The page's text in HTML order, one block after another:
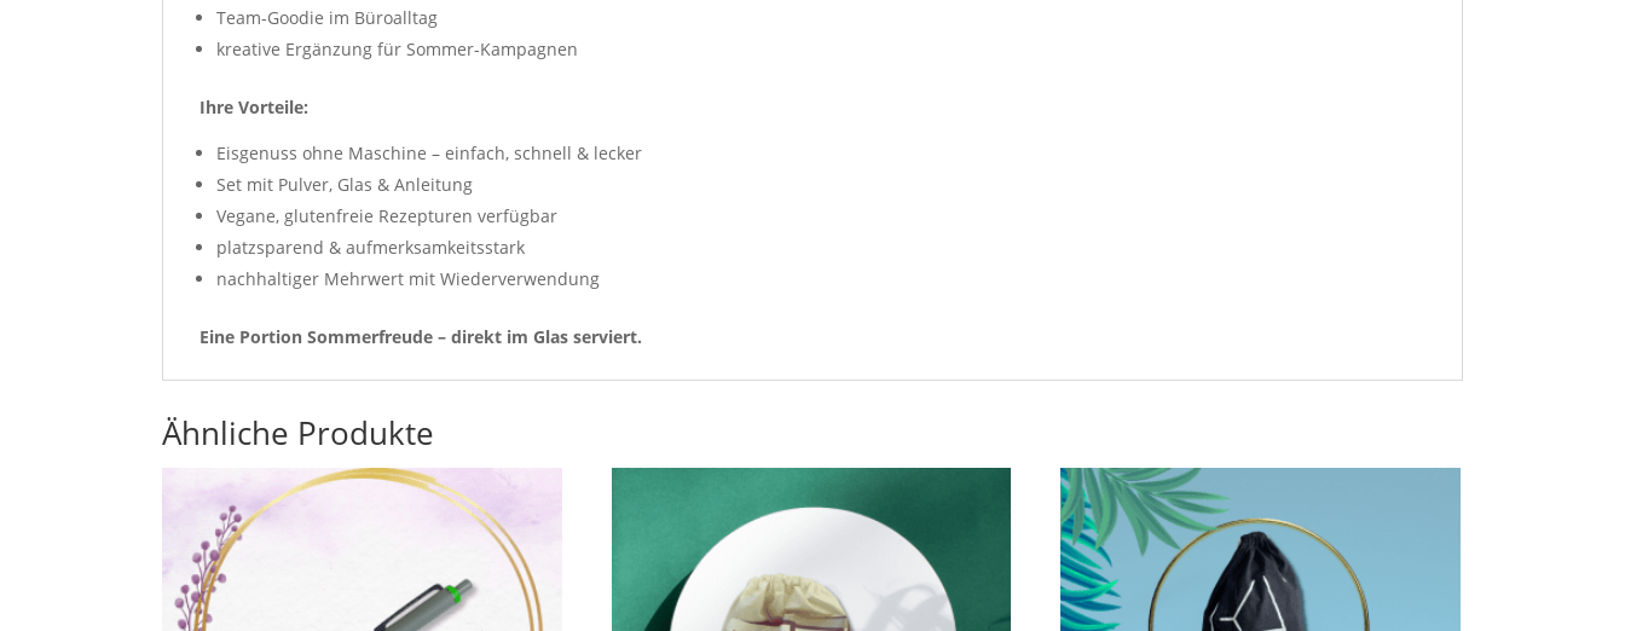
Team-Goodie im Büroalltag
kreative Ergänzung für Sommer-Kampagnen
Ihre Vorteile:
Eisgenuss ohne Maschine – einfach, schnell & lecker
Set mit Pulver, Glas & Anleitung
Vegane, glutenfreie Rezepturen verfügbar
platzsparend & aufmerksamkeitsstark
nachhaltiger Mehrwert mit Wiederverwendung
Eine Portion Sommerfreude – direkt im Glas serviert.
Ähnliche Produkte